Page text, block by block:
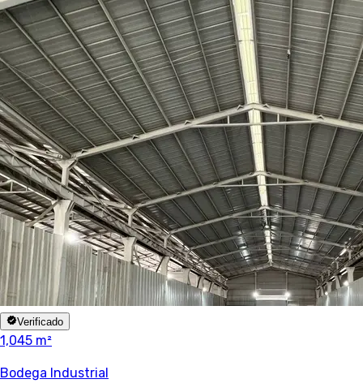
Verificado
1,045 m²
Bodega Industrial